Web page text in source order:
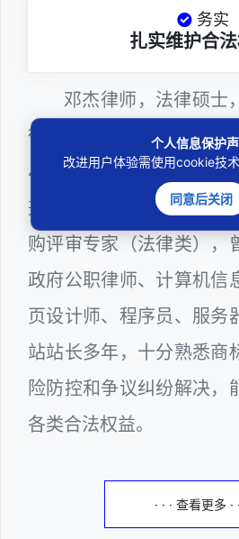
务实
扎实维护合
邓杰律师，法律硕士
衡（深圳）律师事务所，
403201810022100。邓
兼任深圳市人民政府听证
购评审专家（法律类），
政府公职律师、计算机信
页设计师、程序员、服务
站站长多年，十分熟悉商
险防控和争议纠纷解决，
各类合法权益。
· · · 查看更多 ·
个人信息保护
改进用户体验需使用cookie技术
同意后关闭